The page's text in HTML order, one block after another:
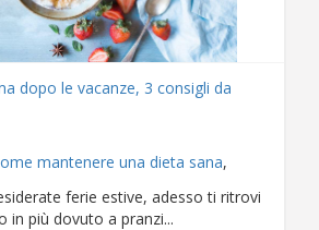
dopo le vacanze, 3 consigli da
mantenere una dieta sana,
ferie estive, adesso ti ritrovi
in più dovuto a pranzi...